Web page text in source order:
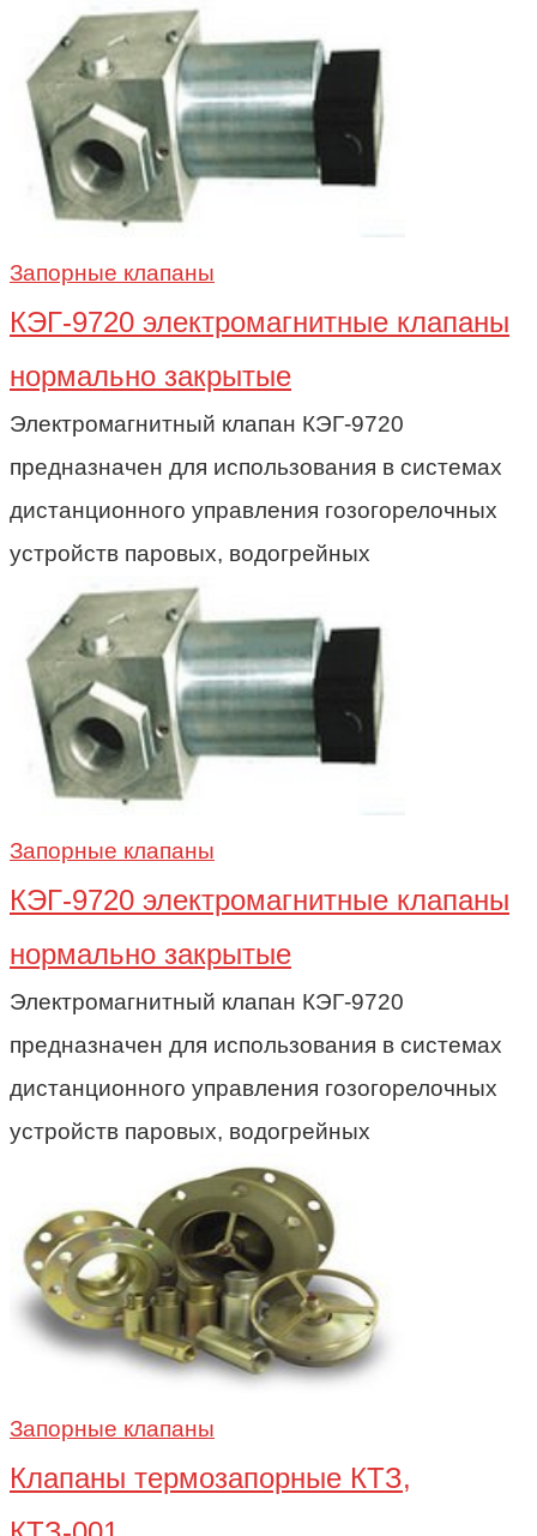
Запорные клапаны
КЭГ-9720 электромагнитные клапаны
нормально закрытые
Электромагнитный клапан КЭГ-9720
предназначен для использования в системах
дистанционного управления гозогорелочных
устройств паровых, водогрейных
Запорные клапаны
КЭГ-9720 электромагнитные клапаны
нормально закрытые
Электромагнитный клапан КЭГ-9720
предназначен для использования в системах
дистанционного управления гозогорелочных
устройств паровых, водогрейных
Запорные клапаны
Клапаны термозапорные КТЗ,